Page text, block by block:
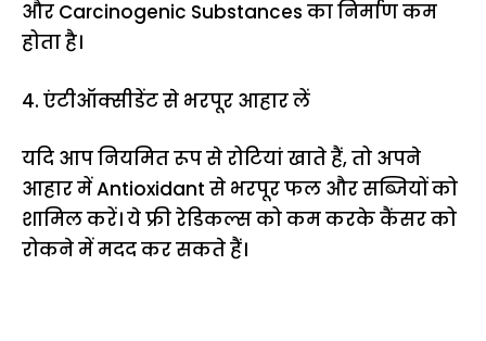
और Carcinogenic Substances का निर्माण कम
होता है।
4. एंटीऑक्सीडेंट से भरपूर आहार लें
यदि आप नियमित रूप से रोटियां खाते हैं, तो अपने
आहार में Antioxidant से भरपूर फल और सब्जियों को
शामिल करें। ये फ्री रेडिकल्स को कम करके कैंसर को
रोकने में मदद कर सकते हैं।